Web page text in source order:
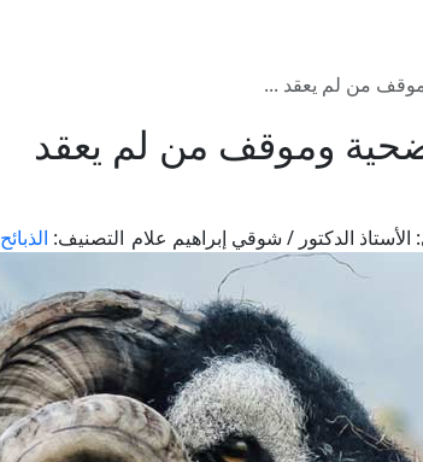
من لم يعقد ...
وموقف من لم يعقد
الأستاذ الدكتور / شوقي إبراهيم علام التصنيف: الذبائح